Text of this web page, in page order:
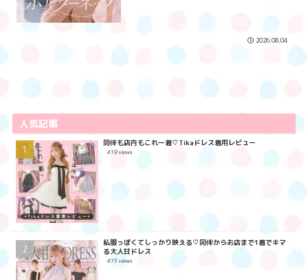
2026.08.04
人気記事
同伴も店内もこれ一着♡Tikaドレス着用レビュー
419 views
私服っぽくてしっかり映える♡同伴からお店まで1着でキマ
る大人甘ドレス
415 views